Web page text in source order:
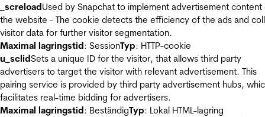
_screloadUsed by Snapchat to implement advertisement content
the website - The cookie detects the efficiency of the ads and
visitor data for further visitor segmentation.
Maximal lagringstid: SessionTyp: HTTP-cookie
u_sclidSets a unique ID for the visitor, that allows third party
advertisers to target the visitor with relevant advertisement. This
pairing service is provided by third party advertisement hubs,
facilitates real-time bidding for advertisers.
Maximal lagringstid: BeständigTyp: Lokal HTML-lagring